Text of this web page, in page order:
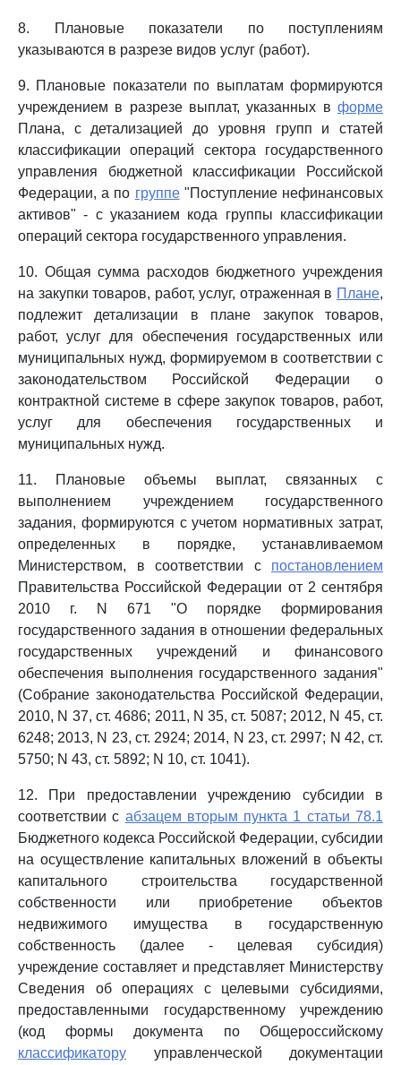
8. Плановые показатели по поступлениям
указываются в разрезе видов услуг (работ).
9. Плановые показатели по выплатам формируются
учреждением в разрезе выплат, указанных в форме
Плана, с детализацией до уровня групп и статей
классификации операций сектора государственного
управления бюджетной классификации Российской
Федерации, а по группе"Поступление нефинансовых
активов" - с указанием кода группы классификации
операций сектора государственного управления.
10. Общая сумма расходов бюджетного учреждения
на закупки товаров, работ, услуг, отраженная в Плане,
подлежит детализации в плане закупок товаров,
работ, услуг для обеспечения государственных или
муниципальных нужд, формируемом в соответствии с
законодательством Российской Федерации о
контрактной системе в сфере закупок товаров, работ,
услуг для обеспечения государственных и
муниципальных нужд.
11. Плановые объемы выплат, связанных с
выполнением учреждением государственного
задания, формируются с учетом нормативных затрат,
определенных в порядке, устанавливаемом
Министерством, в соответствии с постановлением
Правительства Российской Федерации от 2 сентября
2010 г. N 671 "О порядке формирования
государственного задания в отношении федеральных
государственных учреждений и финансового
обеспечения выполнения государственного задания"
(Собрание законодательства Российской Федерации,
2010, N 37, ст. 4686; 2011, N 35, ст. 5087; 2012, N 45, ст.
6248; 2013, N 23, ст. 2924; 2014, N 23, ст. 2997; N 42, ст.
5750; N 43, ст. 5892; N 10, ст. 1041).
12. При предоставлении учреждению субсидии в
соответствии с абзацем вторым пункта 1 статьи 78.1
Бюджетного кодекса Российской Федерации, субсидии
на осуществление капитальных вложений в объекты
капитального строительства государственной
собственности или приобретение объектов
недвижимого имущества в государственную
собственность (далее - целевая субсидия)
учреждение составляет и представляет Министерству
Сведения об операциях с целевыми субсидиями,
предоставленными государственному учреждению
(код формы документа по Общероссийскому
классификатору управленческой документации